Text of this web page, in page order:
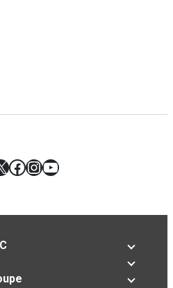
Facebook
Instagram
YouTube